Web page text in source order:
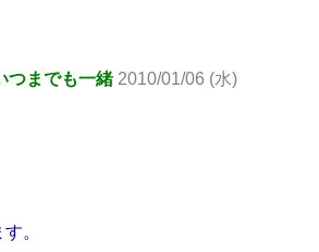
つまでも一緒 2010/01/06 (水)
。